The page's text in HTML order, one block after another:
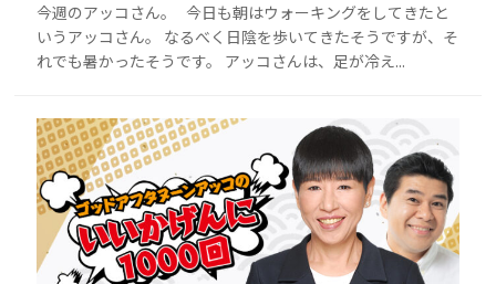
今週のアッコさん。 今日も朝はウォーキングをしてきたと
いうアッコさん。 なるべく日陰を歩いてきたそうですが、そ
れでも暑かったそうです。 アッコさんは、足が冷え...